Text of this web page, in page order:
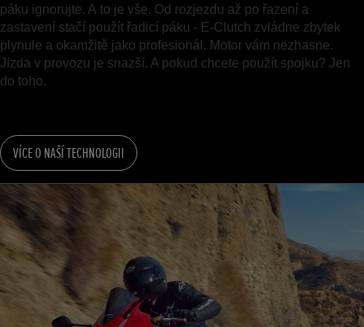
páku ignorujte. A to je vše. Od rozjezdu až po řazení a
zastavení stačí použít řadicí páku - E-Clutch zvládne zbytek
plynule a okamžitě jako profesionál. Motor vám nezhasne.
Jízda v provozu je snazší. A pokud chcete použít spojku? Jen
do toho.
VÍCE O NAŠÍ TECHNOLOGII